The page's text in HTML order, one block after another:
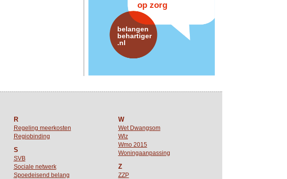
op zorg
belangen
behartiger
.nl
R
Regeling meerkosten
Regiobinding
S
SVB
Sociale netwerk
Spoedeisend belang
W
Wet Dwangsom
Wlz
Wmo 2015
Woningaanpassing
Z
ZZP